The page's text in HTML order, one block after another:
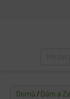
Domů / Dům a